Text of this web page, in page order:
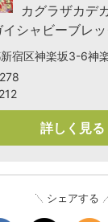
カグラザカデ
シャビーブレッ
宿区神楽坂3-6神
詳しく見る
シェアする